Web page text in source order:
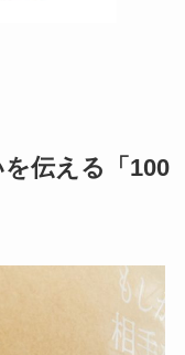
伝える「100